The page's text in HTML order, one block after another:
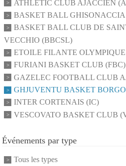
ATHLETIC CLUB AJACCIEN
BASKET BALL
BASKET BALL CLUB DE
VECCHIO (BBCSL)
ETOILE FILANTE
FURIANI BASKET CLUB (FBC)
GAZELEC FOOTBALL CLUB
GHJUVENTU BASKET
INTER CORTENAIS (IC)
VESCOVATO BASKET CLUB
Événements par type
Tous les types